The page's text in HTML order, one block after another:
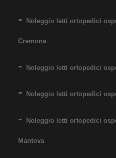
Noleggio letti ortopedici
Cremona
Noleggio letti ortopedici
Noleggio letti ortopedici
Noleggio letti ortopedici
Mantova